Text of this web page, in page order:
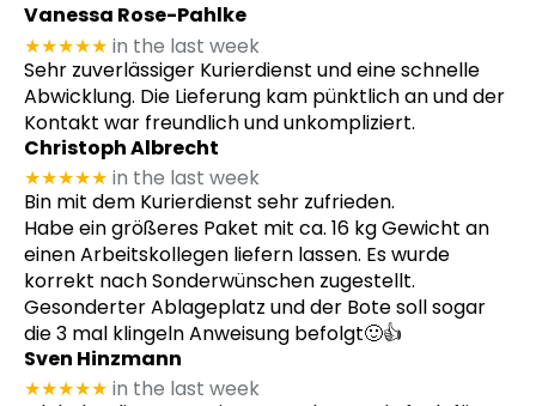
Vanessa Rose-Pahlke
★★★★★ in the last week
Sehr zuverlässiger Kurierdienst und eine schnelle
Abwicklung. Die Lieferung kam pünktlich an und der
Kontakt war freundlich und unkompliziert.
Christoph Albrecht
★★★★★ in the last week
Bin mit dem Kurierdienst sehr zufrieden.
Habe ein größeres Paket mit ca. 16 kg Gewicht an
einen Arbeitskollegen liefern lassen. Es wurde
korrekt nach Sonderwünschen zugestellt.
Gesonderter Ablageplatz und der Bote soll sogar
die 3 mal klingeln Anweisung befolgt🙂👍
Sven Hinzmann
★★★★★ in the last week